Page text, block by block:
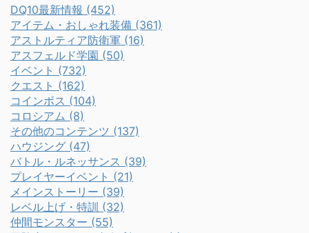
DQ10最新情報 (452)
アイテム・おしゃれ装備 (361)
アストルティア防衛軍 (16)
アスフェルド学園 (50)
イベント (732)
クエスト (162)
コインボス (104)
コロシアム (8)
その他のコンテンツ (137)
ハウジング (47)
バトル・ルネッサンス (39)
プレイヤーイベント (21)
メインストーリー (39)
レベル上げ・特訓 (32)
仲間モンスター (55)